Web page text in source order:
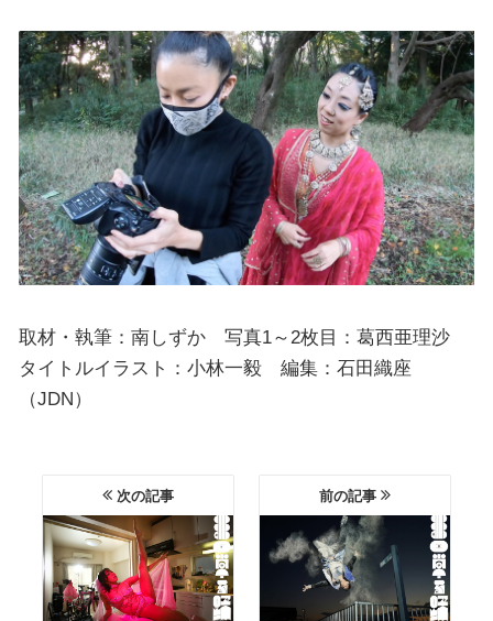
取材・執筆：南しずか 写真1～2枚目：葛西亜理沙
タイトルイラスト：小林一毅 編集：石田織座
（JDN）
次の記事 前の記事